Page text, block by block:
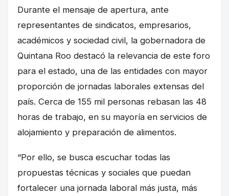
Durante el mensaje de apertura, ante
representantes de sindicatos, empresarios,
académicos y sociedad civil, la gobernadora de
Quintana Roo destacó la relevancia de este foro
para el estado, una de las entidades con mayor
proporción de jornadas laborales extensas del
país. Cerca de 155 mil personas rebasan las 48
horas de trabajo, en su mayoría en servicios de
alojamiento y preparación de alimentos.
“Por ello, se busca escuchar todas las
propuestas técnicas y sociales que puedan
fortalecer una jornada laboral más justa, más